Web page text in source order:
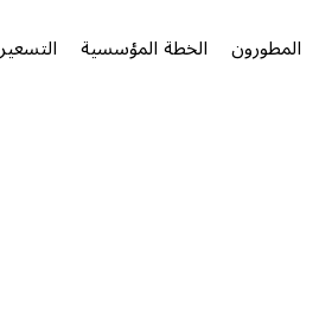
المطورون الخطة المؤسسية التسعير